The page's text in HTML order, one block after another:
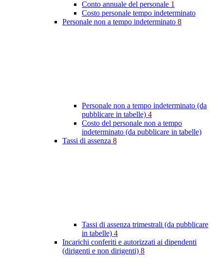
Conto annuale del personale 1
Costo personale tempo indeterminato
Personale non a tempo indeterminato 8
Personale non a tempo indeterminato (da
pubblicare in tabelle) 4
Costo del personale non a tempo
indeterminato (da pubblicare in tabelle)
Tassi di assenza 8
Tassi di assenza trimestrali (da pubblicare
in tabelle) 4
Incarichi conferiti e autorizzati ai dipendenti
(dirigenti e non dirigenti) 8